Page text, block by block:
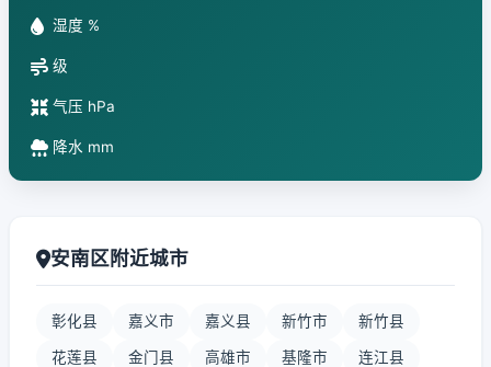
湿度 %
级
气压 hPa
降水 mm
安南区附近城市
彰化县 嘉义市 嘉义县 新竹市 新竹县
花莲县 金门县 高雄市 基隆市 连江县